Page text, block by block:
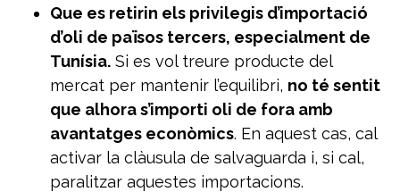
Que es retirin els privilegis d’importació
d’oli de països tercers, especialment de
Tunísia. Si es vol treure producte del
mercat per mantenir l’equilibri, no té sentit
que alhora s’importi oli de fora amb
avantatges econòmics. En aquest cas, cal
activar la clàusula de salvaguarda i, si cal,
paralitzar aquestes importacions.